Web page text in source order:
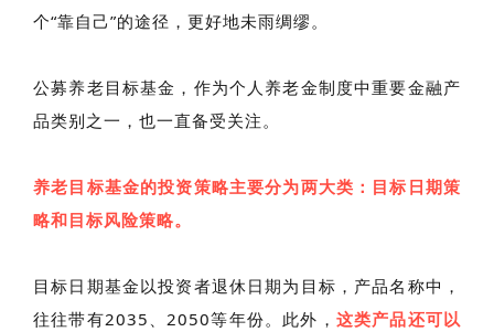
个“靠自己”的途径，更好地未雨绸缪。
公募养老目标基金，作为个人养老金制度中重要金融产
品类别之一，也一直备受关注。
养老目标基金的投资策略主要分为两大类：目标日期策
略和目标风险策略。
目标日期基金以投资者退休日期为目标，产品名称中，
往往带有2035、2050等年份。此外， 这类产品还可以